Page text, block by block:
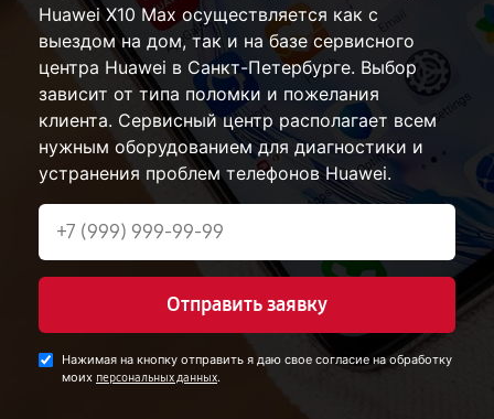
Huawei X10 Max осуществляется как с
выездом на дом, так и на базе сервисного
центра Huawei в Санкт-Петербурге. Выбор
зависит от типа поломки и пожелания
клиента. Сервисный центр располагает всем
нужным оборудованием для диагностики и
устранения проблем телефонов Huawei.
Отправить заявку
Нажимая на кнопку отправить я даю свое согласие на обработку
моих персональных данных.